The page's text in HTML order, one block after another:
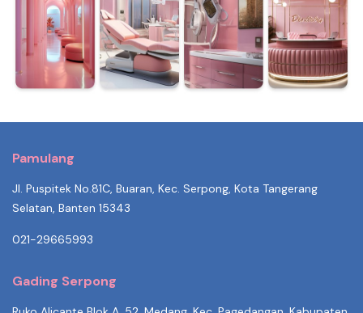
Pamulang
Jl. Puspitek No.81C, Buaran, Kec. Serpong, Kota Tangerang
Selatan, Banten 15343
021-29665993
Gading Serpong